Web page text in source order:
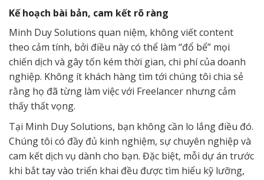
Kế hoạch bài bản, cam kết rõ ràng
Minh Duy Solutions quan niệm, không viết content
theo cảm tính, bởi điều này có thể làm “đổ bể” mọi
chiến dịch và gây tốn kém thời gian, chi phí của doanh
nghiệp. Không ít khách hàng tìm tới chúng tôi chia sẻ
rằng họ đã từng làm việc với Freelancer nhưng cảm
thấy thất vọng.
Tại Minh Duy Solutions, bạn không cần lo lắng điều đó.
Chúng tôi có đầy đủ kinh nghiệm, sự chuyên nghiệp và
cam kết dịch vụ dành cho bạn. Đặc biệt, mỗi dự án trước
khi bắt tay vào triển khai đều được tìm hiểu kỹ lưỡng,